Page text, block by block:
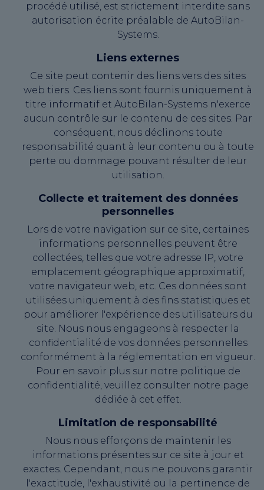
procédé utilisé, est strictement interdite sans
autorisation écrite préalable de AutoBilan-
Systems.
Liens externes
Ce site peut contenir des liens vers des sites
web tiers. Ces liens sont fournis uniquement à
titre informatif et AutoBilan-Systems n'exerce
aucun contrôle sur le contenu de ces sites. Par
conséquent, nous déclinons toute
responsabilité quant à leur contenu ou à toute
perte ou dommage pouvant résulter de leur
utilisation.
Collecte et traitement des données
personnelles
Lors de votre navigation sur ce site, certaines
informations personnelles peuvent être
collectées, telles que votre adresse IP, votre
emplacement géographique approximatif,
votre navigateur web, etc. Ces données sont
utilisées uniquement à des fins statistiques et
pour améliorer l'expérience des utilisateurs du
site. Nous nous engageons à respecter la
confidentialité de vos données personnelles
conformément à la réglementation en vigueur.
Pour en savoir plus sur notre politique de
confidentialité, veuillez consulter notre page
dédiée à cet effet.
Limitation de responsabilité
Nous nous efforçons de maintenir les
informations présentes sur ce site à jour et
exactes. Cependant, nous ne pouvons garantir
l'exactitude, l'exhaustivité ou la pertinence de